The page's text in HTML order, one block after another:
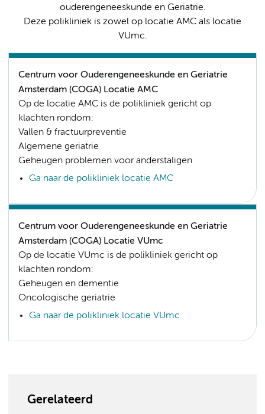
ouderengeneeskunde en Geriatrie.
Deze polikliniek is zowel op locatie AMC als locatie
VUmc.
Centrum voor Ouderengeneeskunde en Geriatrie
Amsterdam (COGA) Locatie AMC
Op de locatie AMC is de polikliniek gericht op
klachten rondom:
Vallen & fractuurpreventie
Algemene geriatrie
Geheugen problemen voor anderstaligen
Ga naar de polikliniek locatie AMC
Centrum voor Ouderengeneeskunde en Geriatrie
Amsterdam (COGA) Locatie VUmc
Op de locatie VUmc is de polikliniek gericht op
klachten rondom:
Geheugen en dementie
Oncologische geriatrie
Ga naar de polikliniek locatie VUmc
Gerelateerd